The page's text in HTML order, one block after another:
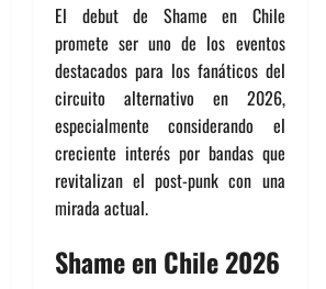
El debut de Shame en Chile
promete ser uno de los eventos
destacados para los fanáticos del
circuito alternativo en 2026,
especialmente considerando el
creciente interés por bandas que
revitalizan el post-punk con una
mirada actual.
Shame en Chile 2026